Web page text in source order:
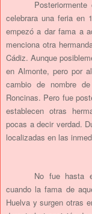
celebrara una feria en
empezó a dar fama a
menciona otra
Cádiz. Aunque
en Almonte, pero por
cambio de nombre
Roncinas. Pero fue
establecen otras
pocas a decir verdad.
localizadas en las
No fue hasta
cuando la fama de
Huelva y surgen otras